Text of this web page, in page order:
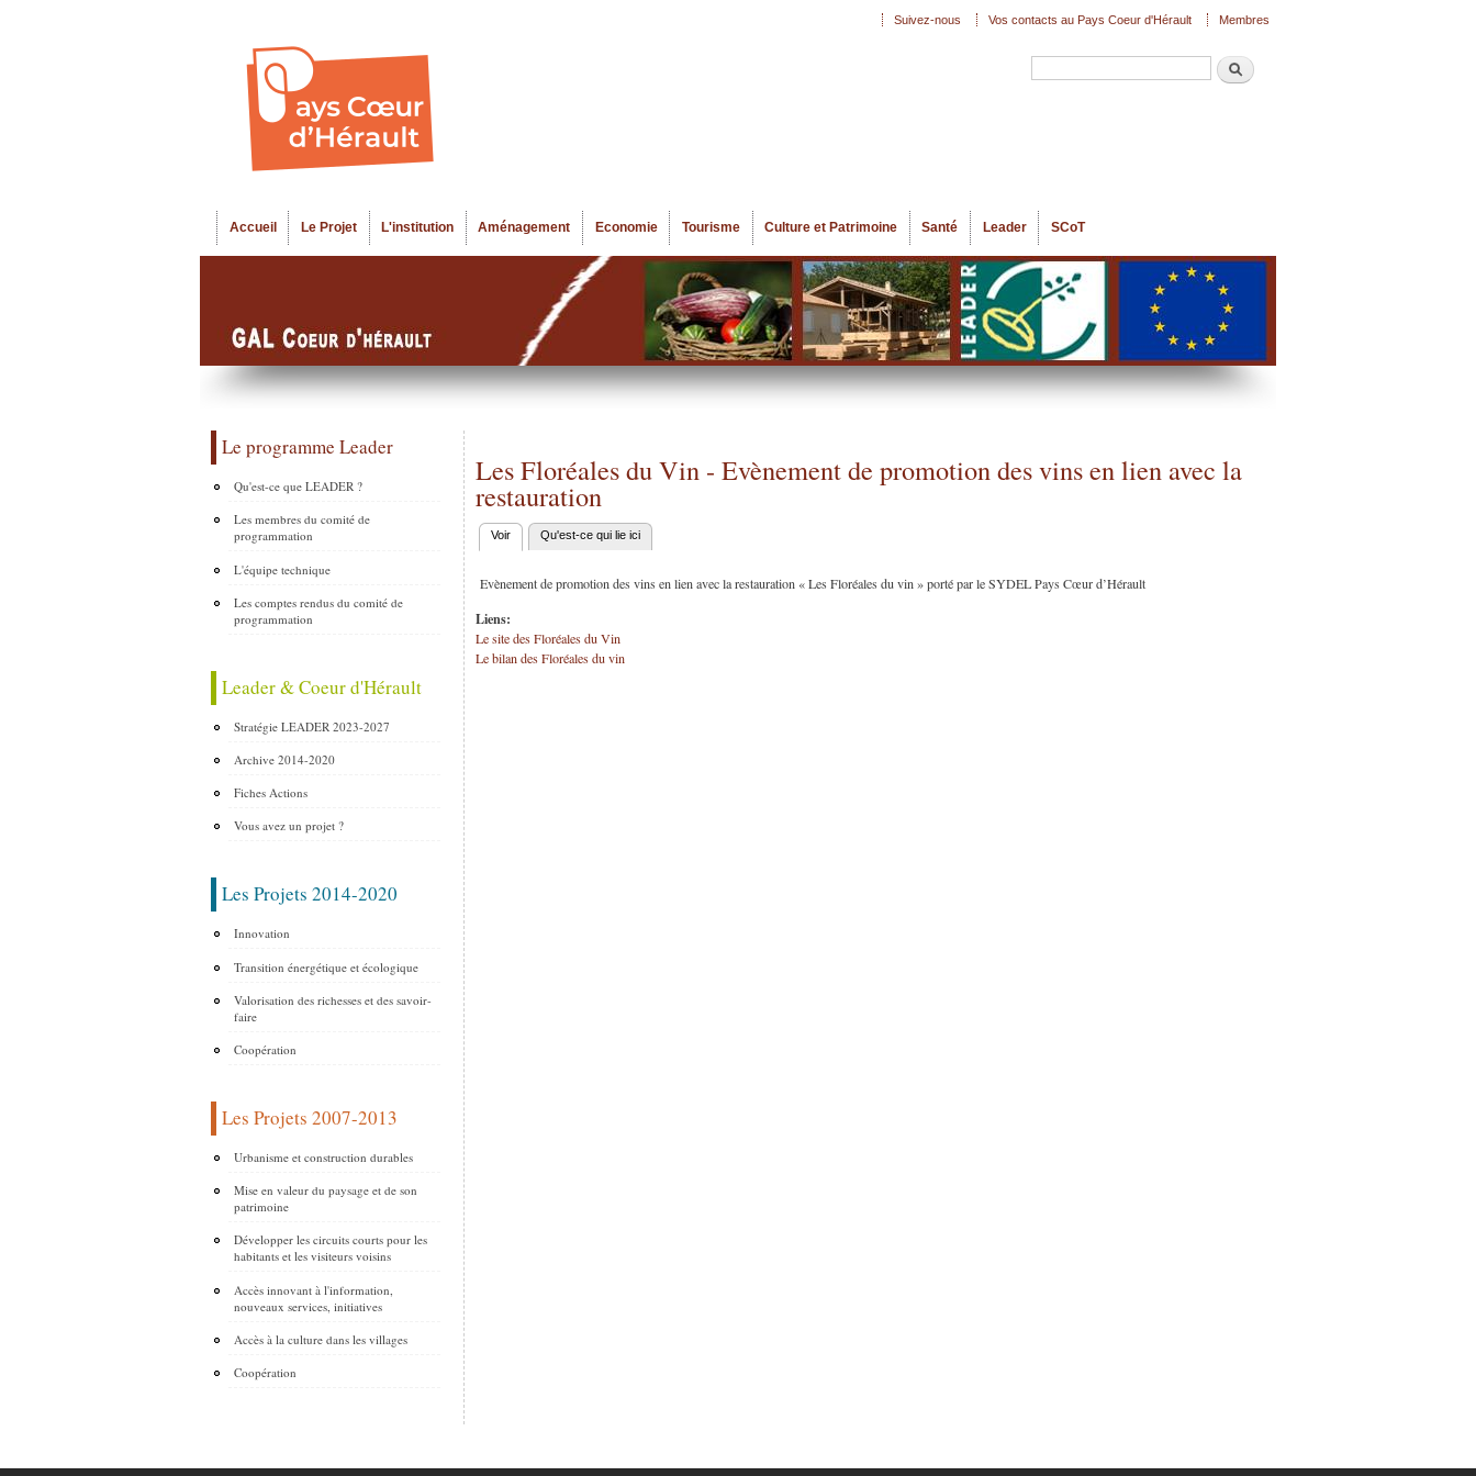
Recherche
Menu principal
Accueil Le Projet L'institution Aménagement Economie Tourisme Culture et Patrimoine Santé Leader SCoT
Suivez-nous Vos contacts au Pays Coeur d'Hérault Membres
Le programme Leader
Qu'est-ce que LEADER ?
Les membres du comité de
programmation
L'équipe technique
Les comptes rendus du comité de
programmation
Leader & Coeur d'Hérault
Stratégie LEADER 2023-2027
Archive 2014-2020
Fiches Actions
Vous avez un projet ?
Les Projets 2014-2020
Innovation
Transition énergétique et écologique
Valorisation des richesses et des savoir-
faire
Coopération
Les Projets 2007-2013
Urbanisme et construction durables
Mise en valeur du paysage et de son
patrimoine
Développer les circuits courts pour les
habitants et les visiteurs voisins
Accès innovant à l'information,
nouveaux services, initiatives
Accès à la culture dans les villages
Coopération
Les Floréales du Vin - Evènement de promotion des vins en lien avec la
restauration
Onglets principaux
Voir (onglet actif)
Qu'est-ce qui lie ici
Evènement de promotion des vins en lien avec la restauration « Les Floréales du vin » porté par le SYDEL Pays Cœur d’Hérault
Liens:
Le site des Floréales du Vin
Le bilan des Floréales du vin